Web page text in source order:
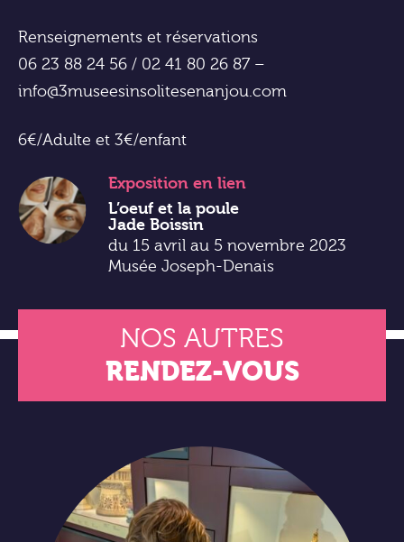
Renseignements et réservations
06 23 88 24 56 / 02 41 80 26 87 –
info@3museesinsolitesenanjou.com
6€/Adulte et 3€/enfant
Exposition en lien
L’oeuf et la poule
Jade Boissin
du 15 avril au 5 novembre 2023
Musée Joseph-Denais
NOS AUTRES
RENDEZ-VOUS